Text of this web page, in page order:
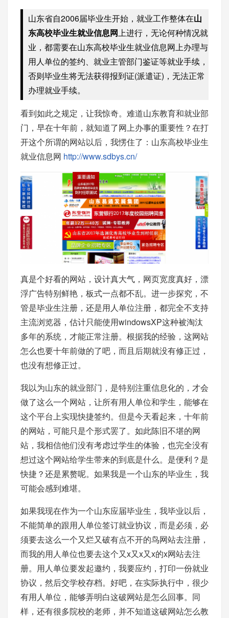
山东省自2006届毕业生开始，就业工作整体在山
东高校毕业生就业信息网上进行，无论何种情况就
业，都需要在山东高校毕业生就业信息网上办理与
用人单位的签约、就业主管部门鉴证等就业手续，
否则毕业生将无法获得报到证(派遣证)，无法正常
办理就业手续。
看到如此之规定，让我惊奇。难道山东教育和就业部
门，早在十年前，就知道了网上办事的重要性？在打
开这个所谓的网站以后，我愣住了：山东高校毕业生
就业信息网 http://www.sdbys.cn/
真是个好看的网站，设计真大气，网页宽度真好，漂
浮广告特别鲜艳，板式一点都不乱。进一步探究，不
管是毕业生注册，还是用人单位注册，都完全不支持
主流浏览器，估计只能使用windowsXP这种被淘汰
多年的系统，才能正常注册。根据我的经验，这网站
怎么也要十年前做的了吧，而且后期就没有修正过，
也没有想修正过。
我以为山东的就业部门，是特别注重信息化的，才会
做了这么一个网站，让所有用人单位和学生，能够在
这个平台上实现快捷签约。但是今天看起来，十年前
的网站，可能只是个形式罢了。如此陈旧不堪的网
站，我相信他们没有考虑过学生的体验，也完全没有
想过这个网站给学生带来的到底是什么。是便利？是
快捷？还是累赘呢。如果我是一个山东的毕业生，我
可能会感到难堪。
如果我现在作为一个山东应届毕业生，我毕业以后，
不能简单的跟用人单位签订就业协议，而是必须，必
须要去这么一个又烂又破有点不开的鸟网站去注册，
而我的用人单位也要去这个又x又x又x的x网站去注
册。用人单位要发起邀约，我要应约，打印一份就业
协议，然后交学校存档。好吧，在实际执行中，很少
有用人单位，能够弄明白这破网站是怎么回事。同
样，还有很多院校的老师，并不知道这破网站怎么教